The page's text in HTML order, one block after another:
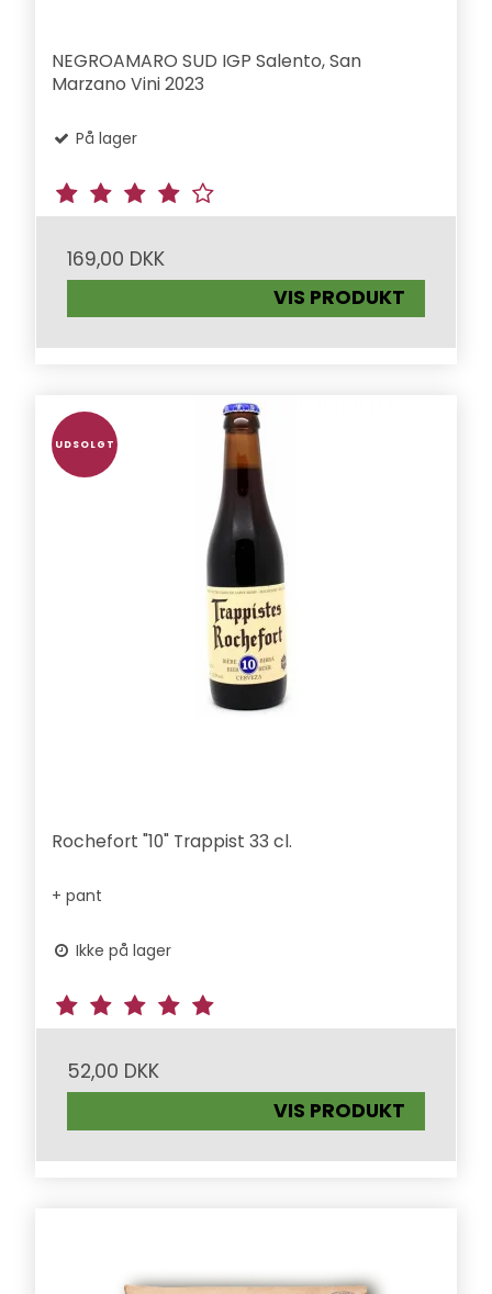
NEGROAMARO SUD IGP Salento, San
Marzano Vini 2023
På lager
169,00 DKK
VIS PRODUKT
UDSOLGT
Rochefort "10" Trappist 33 cl.
+ pant
Ikke på lager
52,00 DKK
VIS PRODUKT